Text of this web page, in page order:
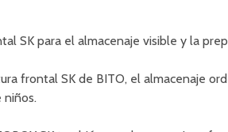
SK para el almacenaje visible y la
frontal SK de BITO, el almacenaje
niños.